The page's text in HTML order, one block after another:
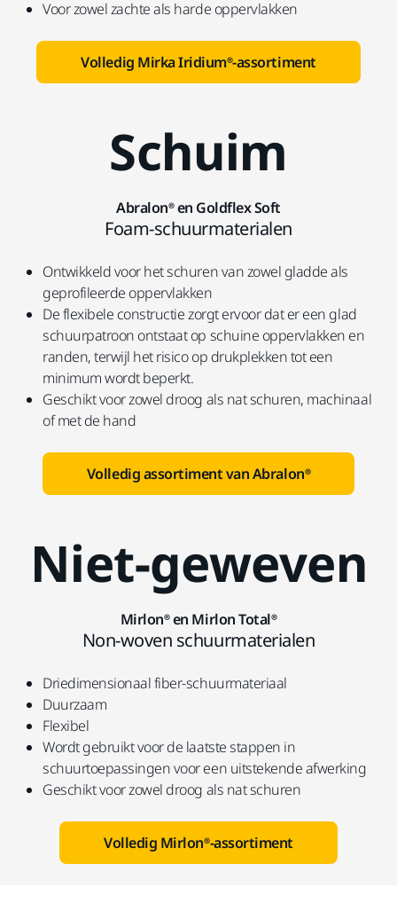
Voor zowel zachte als harde oppervlakken
Volledig Mirka Iridium®-assortiment
Schuim
Abralon® en Goldflex Soft
Foam-schuurmaterialen
Ontwikkeld voor het schuren van zowel gladde als
geprofileerde oppervlakken
De flexibele constructie zorgt ervoor dat er een glad
schuurpatroon ontstaat op schuine oppervlakken en
randen, terwijl het risico op drukplekken tot een
minimum wordt beperkt.
Geschikt voor zowel droog als nat schuren, machinaal
of met de hand
Volledig assortiment van Abralon®
Niet-geweven
Mirlon® en Mirlon Total®
Non-woven schuurmaterialen
Driedimensionaal fiber-schuurmateriaal
Duurzaam
Flexibel
Wordt gebruikt voor de laatste stappen in
schuurtoepassingen voor een uitstekende afwerking
Geschikt voor zowel droog als nat schuren
Volledig Mirlon®-assortiment